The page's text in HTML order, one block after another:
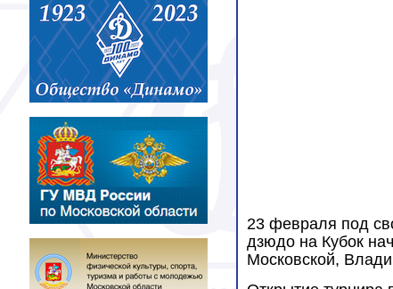
23 февраля под
дзюдо на Кубок
Московской,